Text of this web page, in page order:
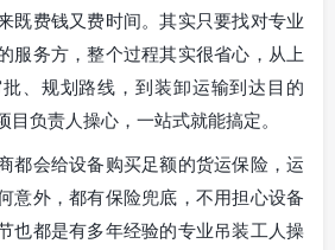
既费钱又费时间。其实只要找对专业
服务方，整个过程其实很省心，从上
、规划路线，到装卸运输到达目的
负责人操心，一站式就能搞定。
都会给设备购买足额的货运保险，运
意外，都有保险兜底，不用担心设备
也都是有多年经验的专业吊装工人操